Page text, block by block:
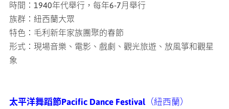
時間：1940年代舉行，每年6-7月舉行
族群：紐西蘭大眾
特色：毛利新年家族團聚的春節
形式：現場音樂、電影、戲劇、觀光旅遊、放風箏和觀星
象
太平洋舞蹈節Pacific Dance Festival（紐西蘭）